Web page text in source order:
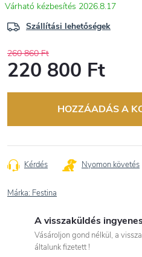
2026.8.17
Szállítási lehetőségek
260 860 Ft
220 800 Ft
HOZZÁADÁS A
Kérdés Nyomon követés
Márka: Festina
A visszaküldés
Vásároljon gond nélkül, a
általunk fizetett !